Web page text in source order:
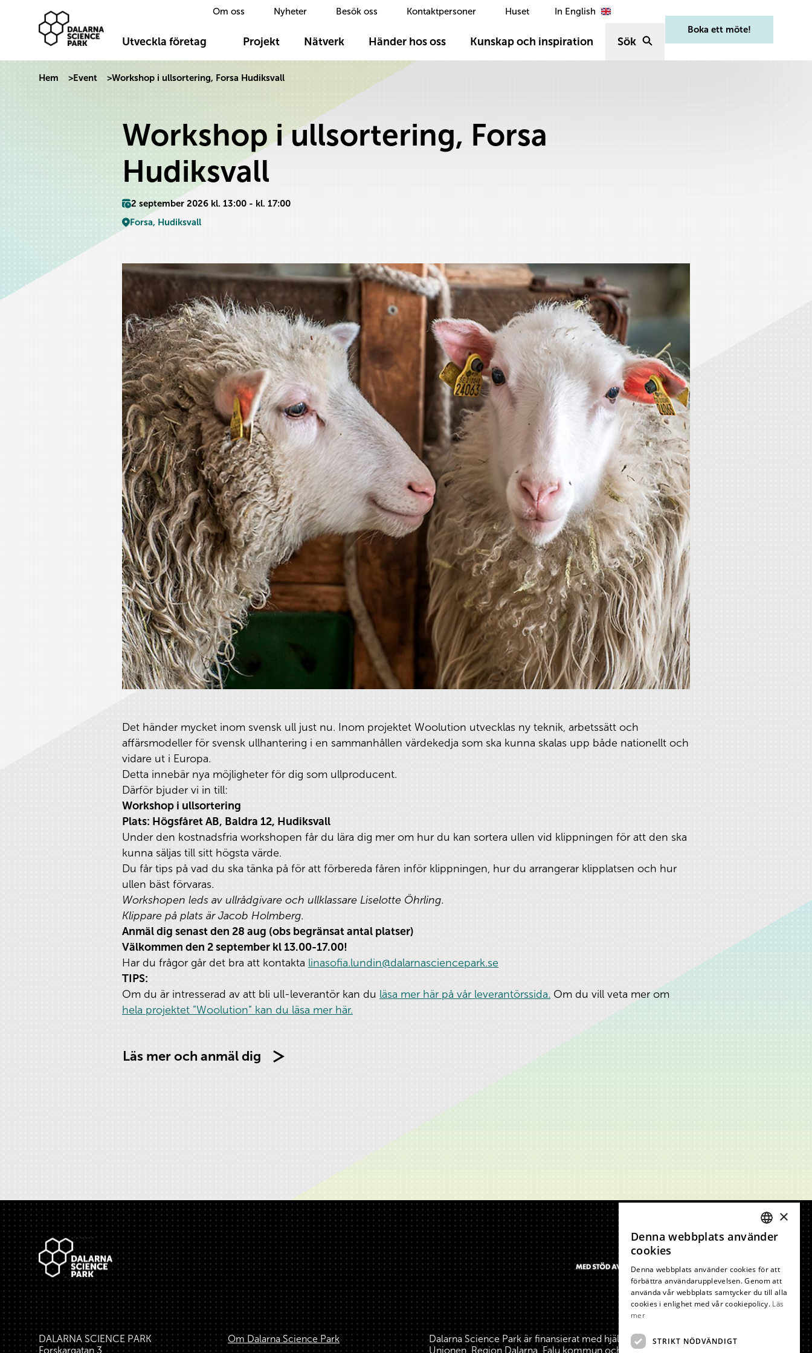
Hoppa till innehåll
Om oss Nyheter Besök oss Kontaktpersoner Huset In English
Dalarna Science Park
Utveckla företag
Projekt Nätverk Händer hos oss Kunskap och inspiration Sök
Boka ett möte!
Hem >Event >Workshop i ullsortering, Forsa Hudiksvall
Workshop i ullsortering, Forsa
Hudiksvall
2 september 2026 kl. 13:00 - kl. 17:00
Forsa, Hudiksvall
Det händer mycket inom svensk ull just nu. Inom projektet Woolution utvecklas ny teknik, arbetssätt och
affärsmodeller för svensk ullhantering i en sammanhållen värdekedja som ska kunna skalas upp både nationellt och
vidare ut i Europa.
Detta innebär nya möjligheter för dig som ullproducent.
Därför bjuder vi in till:
Workshop i ullsortering
Plats: Högsfåret AB, Baldra 12, Hudiksvall
Under den kostnadsfria workshopen får du lära dig mer om hur du kan sortera ullen vid klippningen för att den ska
kunna säljas till sitt högsta värde.
Du får tips på vad du ska tänka på för att förbereda fåren inför klippningen, hur du arrangerar klipplatsen och hur
ullen bäst förvaras.
Workshopen leds av ullrådgivare och ullklassare Liselotte Öhrling.
Klippare på plats är Jacob Holmberg.
Anmäl dig senast den 28 aug (obs begränsat antal platser)
Välkommen den 2 september kl 13.00-17.00!
Har du frågor går det bra att kontakta linasofia.lundin@dalarnasciencepark.se
TIPS:
Om du är intresserad av att bli ull-leverantör kan du läsa mer här på vår leverantörssida. Om du vill veta mer om
hela projektet ”Woolution” kan du läsa mer här.
Läs mer och anmäl dig
Sidfot
DALARNA SCIENCE PARK
Forskargatan 3
Om Dalarna Science Park
Dalarna Science Park är finansierat med hjälp av medel från Europeiska
Unionen, Region Dalarna, Falu kommun och Borlänge kommun.
SWEDISH
ENGLISH
×
Denna webbplats använder
cookies
Denna webbplats använder cookies för att
förbättra användarupplevelsen. Genom att
använda vår webbplats samtycker du till alla
cookies i enlighet med vår cookiepolicy. Läs
mer
STRIKT NÖDVÄNDIGT